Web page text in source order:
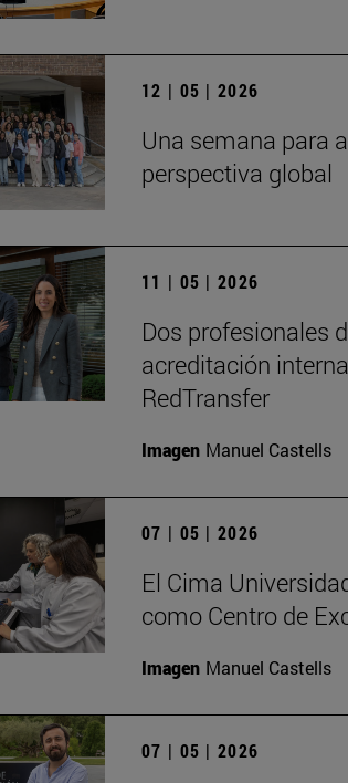
12 | 05 | 2026
Una semana para
perspectiva global
11 | 05 | 2026
Dos profesionales
acreditación
RedTransfer
Imagen Manuel Castells
07 | 05 | 2026
El Cima
como Centro de
Imagen Manuel Castells
07 | 05 | 2026